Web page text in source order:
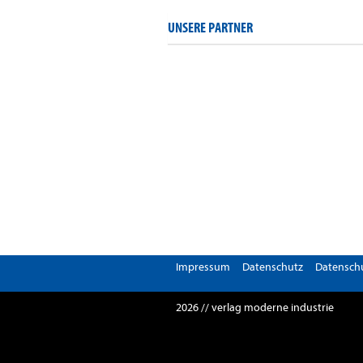
UNSERE PARTNER
Impressum Datenschutz
2026 // verlag moderne industrie